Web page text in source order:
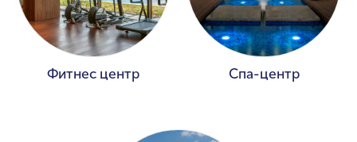
Фитнес центр Спа-центр